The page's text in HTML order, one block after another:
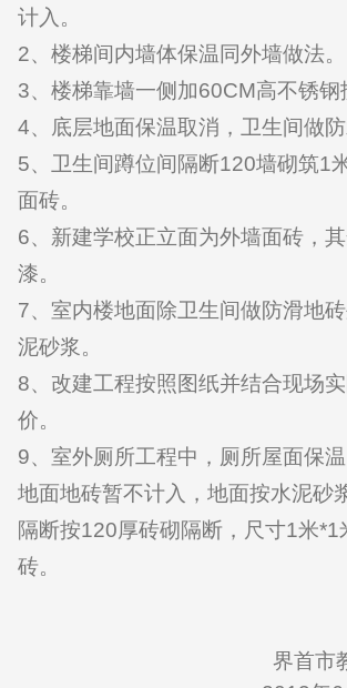
计入。
2、楼梯间内墙体保温同外墙做法。
3、楼梯靠墙一侧加60CM高不锈钢
4、底层地面保温取消，卫生间做防
5、卫生间蹲位间隔断120墙砌筑1
面砖。
6、新建学校正立面为外墙面砖，
漆。
7、室内楼地面除卫生间做防滑地
泥砂浆。
8、改建工程按照图纸并结合现场
价。
9、室外厕所工程中，厕所屋面保温
地面地砖暂不计入，地面按水泥砂
隔断按120厚砖砌隔断，尺寸1米*1
砖。
界首市